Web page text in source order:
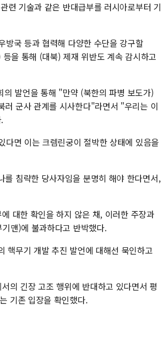
련 기술과 같은 반대급부를 러시아로부터 기
방국 등과 협력해 다양한 수단을 강구할
을 통해 (대북) 제재 위반도 계속 감시하고
발언을 통해 "만약 (북한의 파병 보도가)
러 군사 관계를 시사한다"라면서 "우리는 이
면 이는 크렘린궁이 절박한 상태에 있음을
침략한 당사자임을 분명히 해야 한다면서,
대한 확인을 하지 않은 채, 이러한 주장과
맨)에 불과하다고 반박했다.
핵무기 개발 추진 발언에 대해선 묵인하고
의 긴장 고조 행위에 반대하고 있다면서 평
기존 입장을 확인했다.